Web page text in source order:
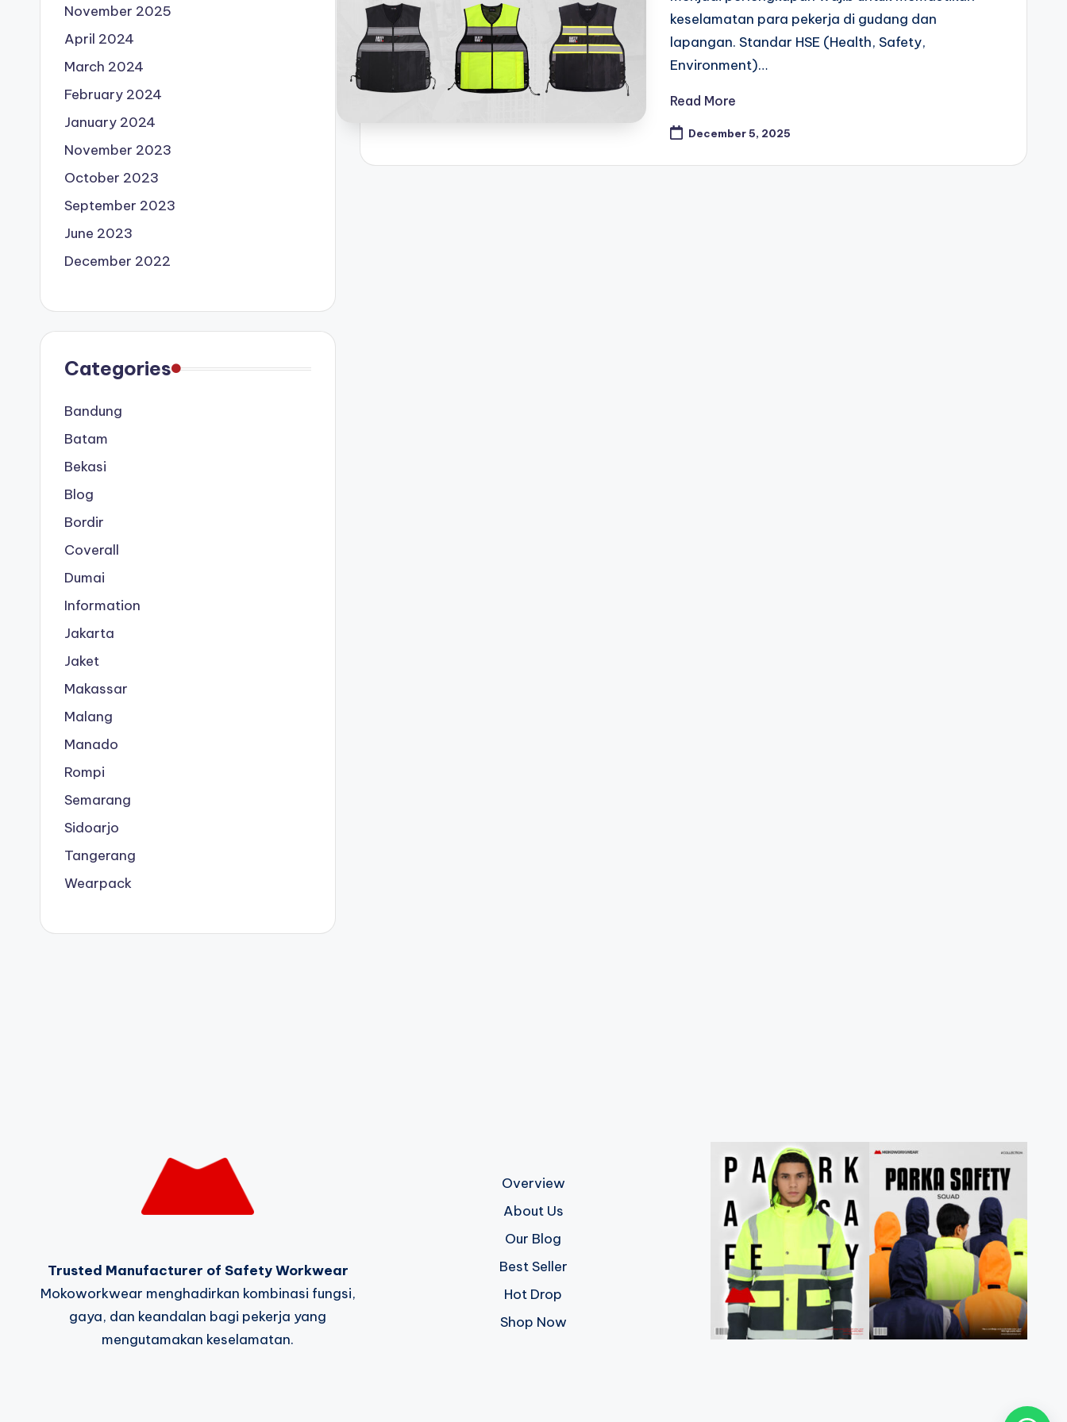
keselamatan para pekerja di gudang dan
lapangan. Standar HSE (Health, Safety,
Environment)…
Read More
December 5, 2025
November 2025
April 2024
March 2024
February 2024
January 2024
November 2023
October 2023
September 2023
June 2023
December 2022
Categories
Bandung
Batam
Bekasi
Blog
Bordir
Coverall
Dumai
Information
Jakarta
Jaket
Makassar
Malang
Manado
Rompi
Semarang
Sidoarjo
Tangerang
Wearpack
Trusted Manufacturer of Safety Workwear
Mokoworkwear menghadirkan kombinasi fungsi,
gaya, dan keandalan bagi pekerja yang
mengutamakan keselamatan.
Overview
About Us
Our Blog
Best Seller
Hot Drop
Shop Now